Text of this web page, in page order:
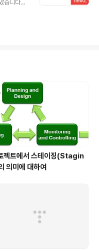
습니다
. ;-) 참
젝트에서 스테이징(Stagin
의미에 대하여